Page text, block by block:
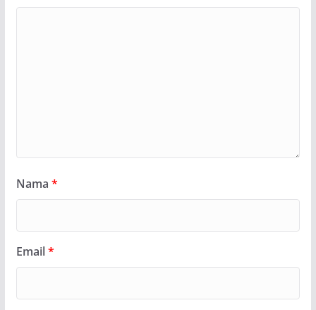
Nama *
Email*